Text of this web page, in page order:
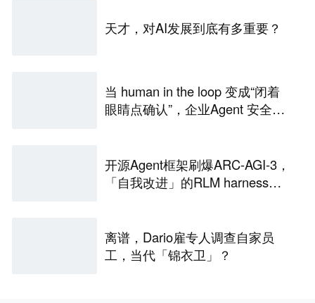
天才，对AI发展到底有多重要？
当 human in the loop 变成“闭着
眼睛点确认”，企业Agent 安全还
开源Agent框架刷爆ARC-AGI-3，
「自我改进」的RLM harness引
离谱，Dario雇专人调查自家员
工，当代「锦衣卫」？